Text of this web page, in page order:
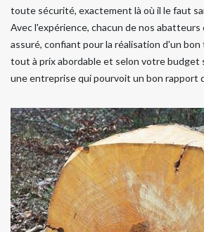
toute sécurité, exactement là où il le faut
Avec l'expérience, chacun de nos
assuré, confiant pour la réalisation d'un
tout à prix abordable et selon votre budget
une entreprise qui pourvoit un bon rapport